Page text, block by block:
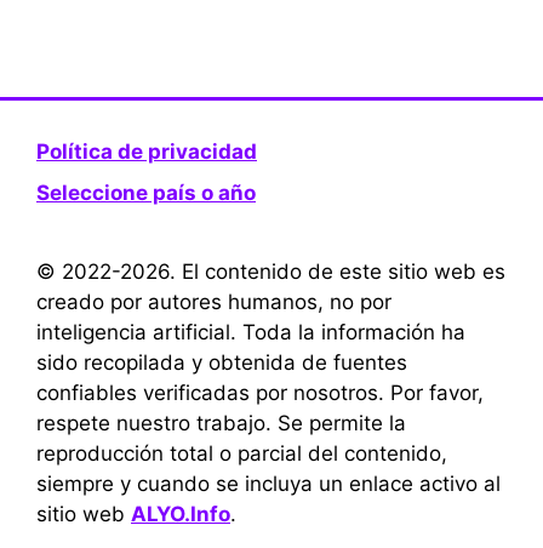
Política de privacidad
Seleccione país o año
© 2022-2026. El contenido de este sitio web es
creado por autores humanos, no por
inteligencia artificial. Toda la información ha
sido recopilada y obtenida de fuentes
confiables verificadas por nosotros. Por favor,
respete nuestro trabajo. Se permite la
reproducción total o parcial del contenido,
siempre y cuando se incluya un enlace activo al
sitio web ALYO.Info.